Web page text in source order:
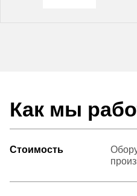
Как мы
Стоимость